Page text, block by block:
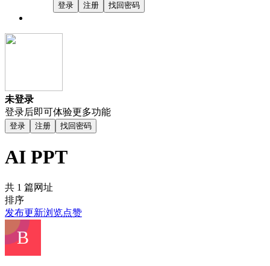
登录 注册 找回密码
未登录
登录后即可体验更多功能
登录 注册 找回密码
AI PPT
共 1 篇网址
排序
发布更新浏览点赞